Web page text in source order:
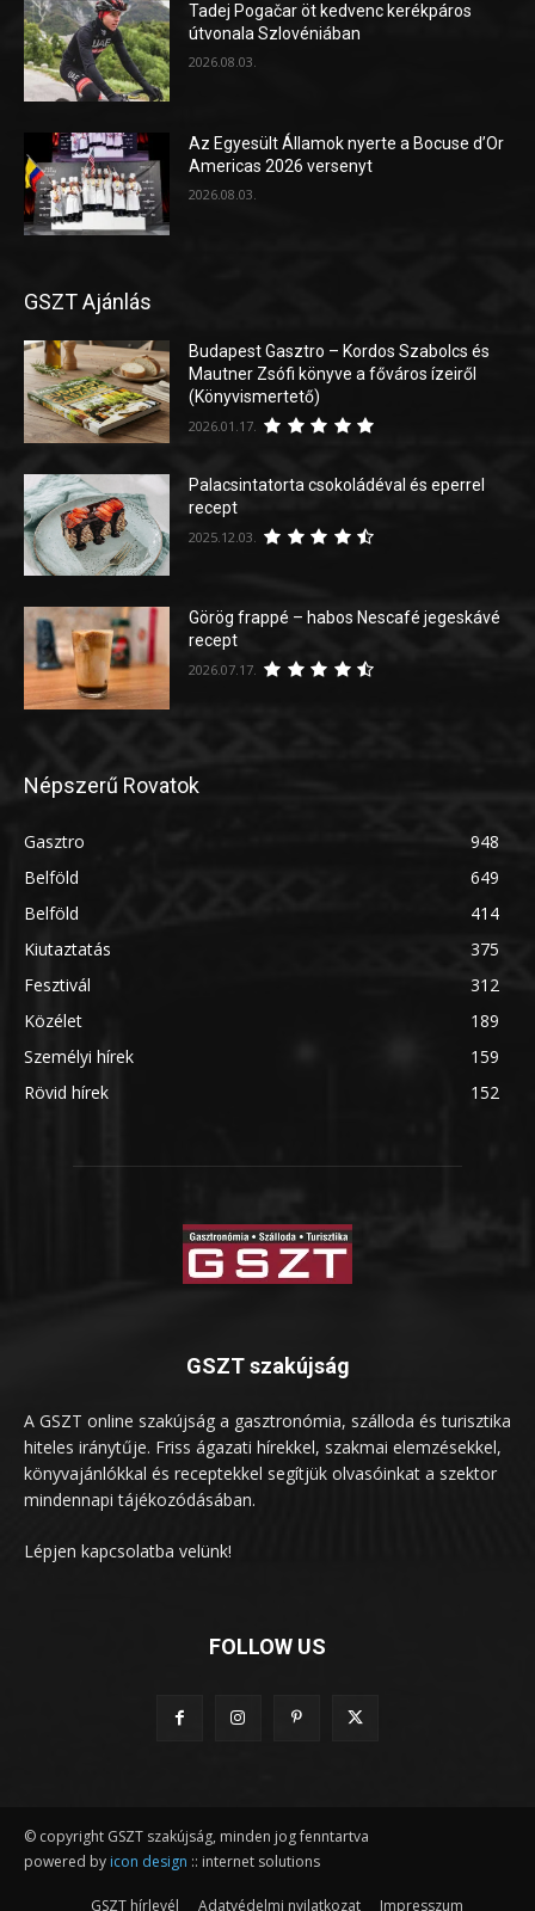
Tadej Pogačar öt kedvenc kerékpáros
útvonala Szlovéniában
2026.08.03.
Az Egyesült Államok nyerte a Bocuse d’Or
Americas 2026 versenyt
2026.08.03.
GSZT Ajánlás
Budapest Gasztro – Kordos Szabolcs és
Mautner Zsófi könyve a főváros ízeiről
(Könyvismertető)
2026.01.17.
Palacsintatorta csokoládéval és eperrel
recept
2025.12.03.
Görög frappé – habos Nescafé jegeskávé
recept
2026.07.17.
Népszerű Rovatok
Gasztro
948
Belföld
649
Belföld
414
Kiutaztatás
375
Fesztivál
312
Közélet
189
Személyi hírek
159
Rövid hírek
152
GSZT szakújság
A GSZT online szakújság a gasztronómia, szálloda és turisztika
hiteles iránytűje. Friss ágazati hírekkel, szakmai elemzésekkel,
könyvajánlókkal és receptekkel segítjük olvasóinkat a szektor
mindennapi tájékozódásában.
Lépjen kapcsolatba velünk!
FOLLOW US
© copyright GSZT szakújság, minden jog fenntartva
powered by icon design :: internet solutions
GSZT hírlevél Adatvédelmi nyilatkozat Impresszum